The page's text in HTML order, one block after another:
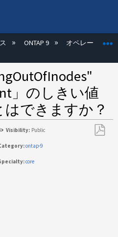
展開/折りたたむ
ONTAP 9 オペレーティン
」のしきい値
できますか？
Visibility: Public
ontap-9
core